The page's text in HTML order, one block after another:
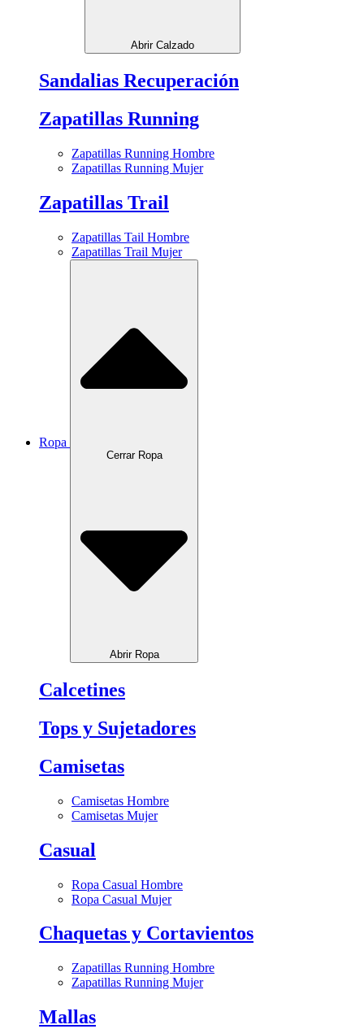
Abrir Calzado
Sandalias Recuperación
Zapatillas Running
Zapatillas Running Hombre
Zapatillas Running Mujer
Zapatillas Trail
Zapatillas Tail Hombre
Zapatillas Trail Mujer
Ropa
Cerrar Ropa
Abrir Ropa
Calcetines
Tops y Sujetadores
Camisetas
Camisetas Hombre
Camisetas Mujer
Casual
Ropa Casual Hombre
Ropa Casual Mujer
Chaquetas y Cortavientos
Zapatillas Running Hombre
Zapatillas Running Mujer
Mallas